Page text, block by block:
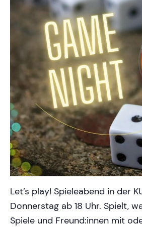
Let’s play! Spieleabend in der
Donnerstag ab 18 Uhr. Spielt,
Spiele und Freund:innen mit